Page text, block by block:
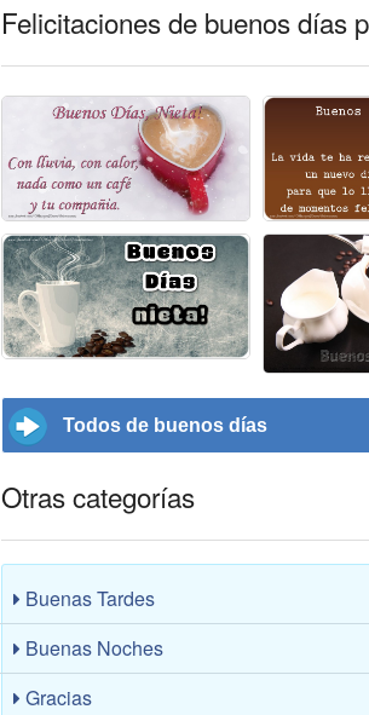
Felicitaciones de buenos días
Todos de buenos días
Otras categorías
Buenas Tardes
Buenas Noches
Gracias